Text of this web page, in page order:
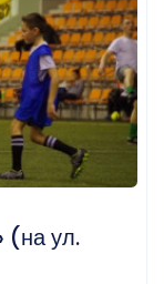
(на ул.